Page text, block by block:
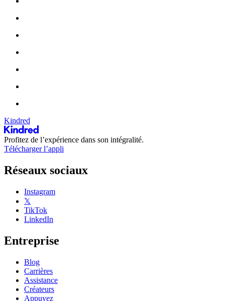
Kindred
Profitez de l’expérience dans son intégralité.
Télécharger l’appli
Réseaux sociaux
Instagram
𝕏
TikTok
LinkedIn
Entreprise
Blog
Carrières
Assistance
Créateurs
Appuyez